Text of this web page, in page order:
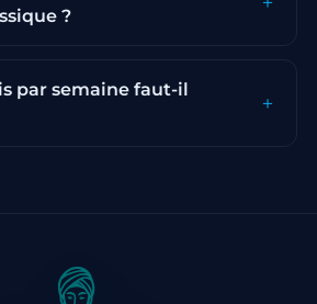
?
par semaine faut-il